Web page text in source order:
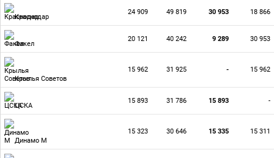
Краснодар
24 909 49 819 30 953 18 866
Факел
20 121 40 242 9 289 30 953
Крылья Советов
15 962 31 925 - 15 962
ЦСКА
15 893 31 786 15 893 -
Динамо М
15 323 30 646 15 335 15 311